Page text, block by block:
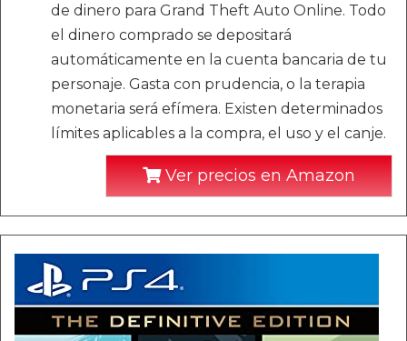
de dinero para Grand Theft Auto Online. Todo
el dinero comprado se depositará
automáticamente en la cuenta bancaria de tu
personaje. Gasta con prudencia, o la terapia
monetaria será efímera. Existen determinados
límites aplicables a la compra, el uso y el canje.
Ver precios en Amazon